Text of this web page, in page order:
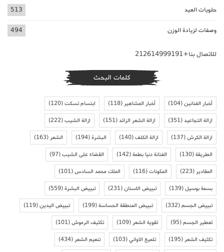
حلويات العيد 513
وصفات لزيادة الوزن 494
للاتصال بنا+212614999191
كلمات البحث
أخبار الفنانين(104) أخبار المشاهير(118) ابتسام تسكت(120)
ازالة التجاعيد(351) ازالة الشعر الزائد(151) ازالة الشيب(222)
ازالة الكرش(137) ازالة الكلف(140) البشرة(194) الشعر(163)
الطريقة(130) الفنانة دنيا بطمة(142) القضاء على الشيب(97)
المقادير(223) المكونات(116) الملك محمد السادس(101)
بسمة بوسيل(139) تبييض الاسنان(231) تبييض البشرة(559)
تبييض الجسم(332) تبييض المنطقة الحساسة(199) تبييض اليدين(119)
تعطير الجسم(95) تقوية الشعر(109) تكثيف الرموش(101)
تكثيف الشعر(195) تلميع الاواني(103) تنعيم الشعر(434)